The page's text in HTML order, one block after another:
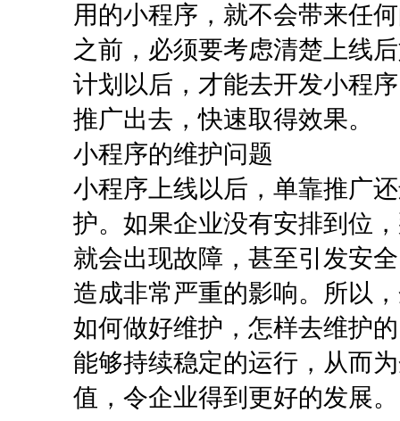
用的小程序，就不会带来任
之前，必须要考虑清楚上线
计划以后，才能去开发小程
推广出去，快速取得效果。
小程序的维护问题
小程序上线以后，单靠推广
护。如果企业没有安排到位
就会出现故障，甚至引发安
造成非常严重的影响。所以
如何做好维护，怎样去维护
能够持续稳定的运行，从而
值，令企业得到更好的发展。